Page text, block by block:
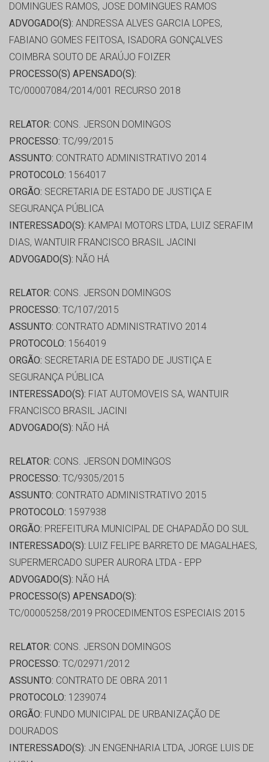
DOMINGUES RAMOS, JOSE DOMINGUES RAMOS
ADVOGADO(S): ANDRESSA ALVES GARCIA LOPES,
FABIANO GOMES FEITOSA, ISADORA GONÇALVES
COIMBRA SOUTO DE ARAÚJO FOIZER
PROCESSO(S) APENSADO(S):
TC/00007084/2014/001 RECURSO 2018
RELATOR: CONS. JERSON DOMINGOS
PROCESSO: TC/99/2015
ASSUNTO: CONTRATO ADMINISTRATIVO 2014
PROTOCOLO: 1564017
ORGÃO: SECRETARIA DE ESTADO DE JUSTIÇA E
SEGURANÇA PÚBLICA
INTERESSADO(S): KAMPAI MOTORS LTDA, LUIZ SERAFIM
DIAS, WANTUIR FRANCISCO BRASIL JACINI
ADVOGADO(S): NÃO HÁ
RELATOR: CONS. JERSON DOMINGOS
PROCESSO: TC/107/2015
ASSUNTO: CONTRATO ADMINISTRATIVO 2014
PROTOCOLO: 1564019
ORGÃO: SECRETARIA DE ESTADO DE JUSTIÇA E
SEGURANÇA PÚBLICA
INTERESSADO(S): FIAT AUTOMOVEIS SA, WANTUIR
FRANCISCO BRASIL JACINI
ADVOGADO(S): NÃO HÁ
RELATOR: CONS. JERSON DOMINGOS
PROCESSO: TC/9305/2015
ASSUNTO: CONTRATO ADMINISTRATIVO 2015
PROTOCOLO: 1597938
ORGÃO: PREFEITURA MUNICIPAL DE CHAPADÃO DO SUL
INTERESSADO(S): LUIZ FELIPE BARRETO DE MAGALHAES,
SUPERMERCADO SUPER AURORA LTDA - EPP
ADVOGADO(S): NÃO HÁ
PROCESSO(S) APENSADO(S):
TC/00005258/2019 PROCEDIMENTOS ESPECIAIS 2015
RELATOR: CONS. JERSON DOMINGOS
PROCESSO: TC/02971/2012
ASSUNTO: CONTRATO DE OBRA 2011
PROTOCOLO: 1239074
ORGÃO: FUNDO MUNICIPAL DE URBANIZAÇÃO DE
DOURADOS
INTERESSADO(S): JN ENGENHARIA LTDA, JORGE LUIS DE